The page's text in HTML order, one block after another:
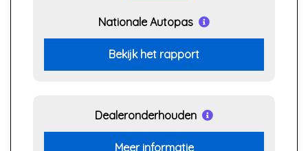
Nationale Autopas
Bekijk het rapport
Dealeronderhouden
Meer informatie